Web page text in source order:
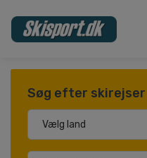
Søg efter skirejser